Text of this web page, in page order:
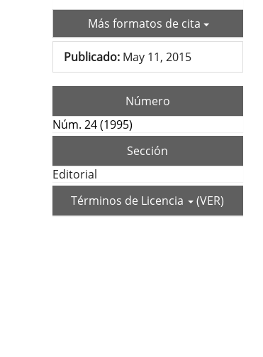
Más formatos de cita
Publicado: May 11, 2015
Número
Núm. 24 (1995)
Sección
Editorial
Términos de Licencia
(VER)